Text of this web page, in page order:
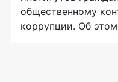
общественному
коррупции. Об